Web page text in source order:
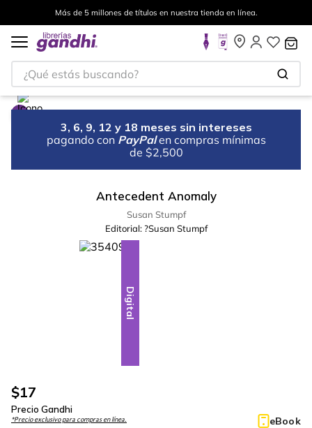
Más de 5 millones de títulos en nuestra tienda en línea.
¿Qué estás buscando?
3, 6, 9, 12 y 18 meses sin intereses
pagando con PayPal en compras mínimas
de $2,500
Antecedent Anomaly
Susan Stumpf
Editorial: ?Susan Stumpf
Digital
$17
Precio Gandhi
*Precio exclusivo para compras en línea. eBook